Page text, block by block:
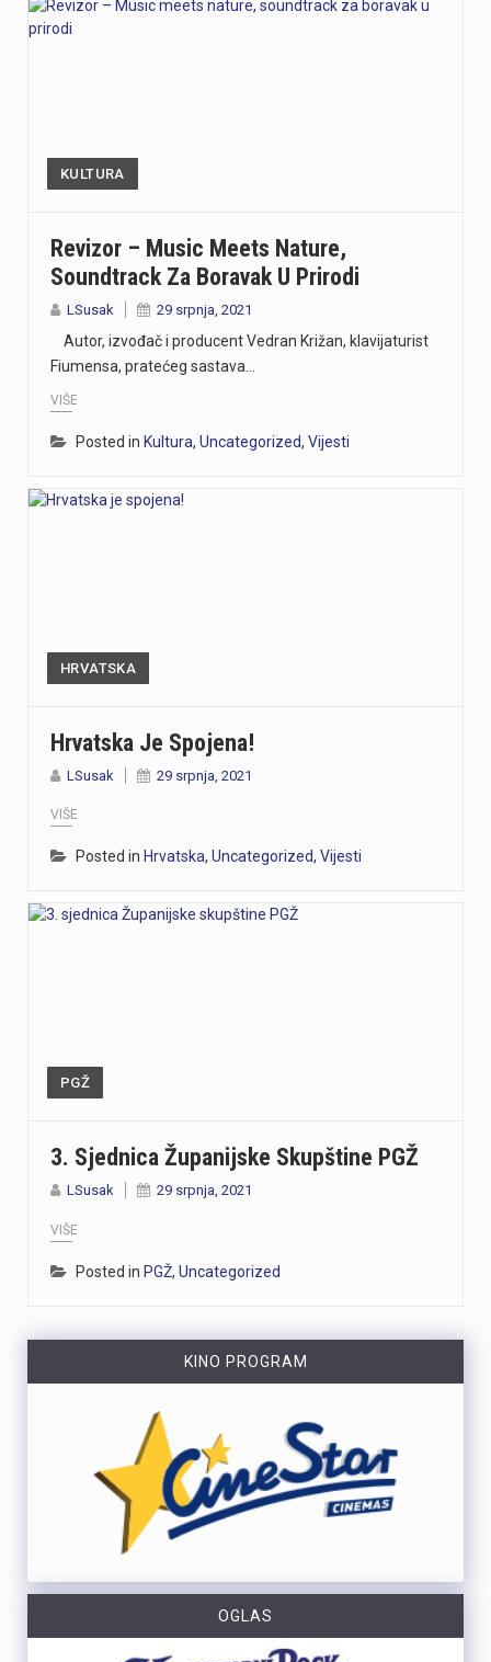
KULTURA
Revizor – Music Meets Nature,
Soundtrack Za Boravak U Prirodi
LSusak 29 srpnja, 2021
Autor, izvođač i producent Vedran Križan, klavijaturist
Fiumensa, pratećeg sastava…
VIŠE
Posted in Kultura, Uncategorized, Vijesti
HRVATSKA
Hrvatska Je Spojena!
LSusak 29 srpnja, 2021
VIŠE
Posted in Hrvatska, Uncategorized, Vijesti
PGŽ
3. Sjednica Županijske Skupštine PGŽ
LSusak 29 srpnja, 2021
VIŠE
Posted in PGŽ, Uncategorized
KINO PROGRAM
OGLAS